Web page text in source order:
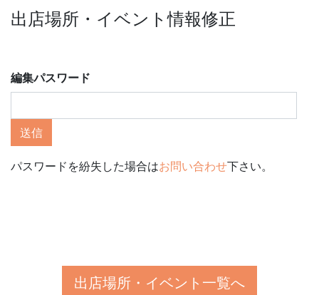
出店場所・イベント情報修正
編集パスワード
送信
パスワードを紛失した場合はお問い合わせ下さい。
出店場所・イベント一覧へ